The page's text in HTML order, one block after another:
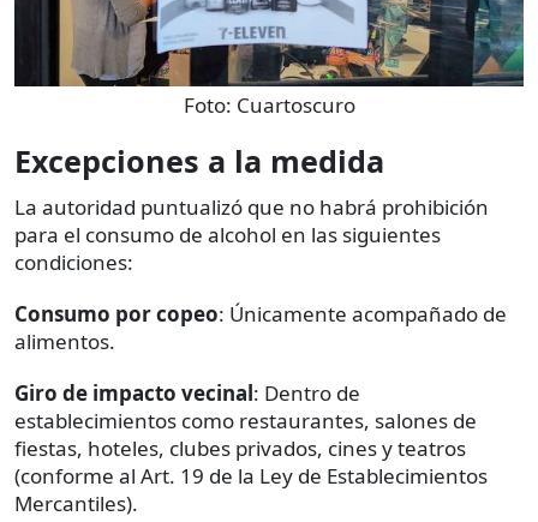
Foto: Cuartoscuro
Excepciones a la medida
La autoridad puntualizó que no habrá prohibición
para el consumo de alcohol en las siguientes
condiciones:
Consumo por copeo: Únicamente acompañado de
alimentos.
Giro de impacto vecinal: Dentro de
establecimientos como restaurantes, salones de
fiestas, hoteles, clubes privados, cines y teatros
(conforme al Art. 19 de la Ley de Establecimientos
Mercantiles).